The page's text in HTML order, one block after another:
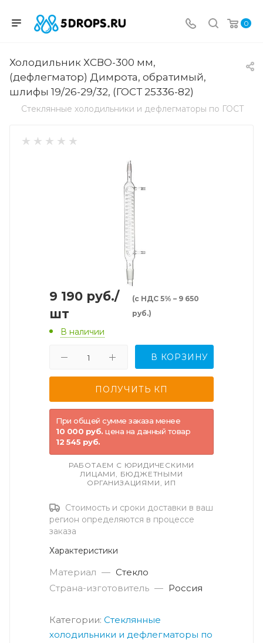
0
Холодильник ХСВО-300 мм,
(дефлегматор) Димрота, обратимый,
шлифы 19/26-29/32, (ГОСТ 25336-82)
Стеклянные холодильники и дефлегматоры по ГОСТ
9 190 руб./
шт
(с НДС 5% – 9 650
руб.)
В наличии
В КОРЗИНУ
При общей сумме заказа менее
10 000 руб. цена на данный товар
12 545 руб.
РАБОТАЕМ С ЮРИДИЧЕСКИМИ
ЛИЦАМИ, БЮДЖЕТНЫМИ
ОРГАНИЗАЦИЯМИ, ИП
Стоимость и сроки доставки в ваш
регион определяются в процессе
заказа
Характеристики
Материал — Стекло
Страна-изготовитель — Россия
Категории: Стеклянные
холодильники и дефлегматоры по